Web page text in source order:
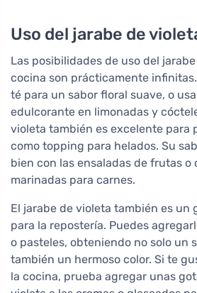
Uso del jarabe de
Las posibilidades de uso del
cocina son prácticamente
té para un sabor floral suave, o
edulcorante en limonadas y
violeta también es excelente para
como topping para helados. Su
bien con las ensaladas de frutas o
marinadas para carnes.
El jarabe de violeta también es un
para la repostería. Puedes
o pasteles, obteniendo no solo un
también un hermoso color. Si te
la cocina, prueba agregar unas